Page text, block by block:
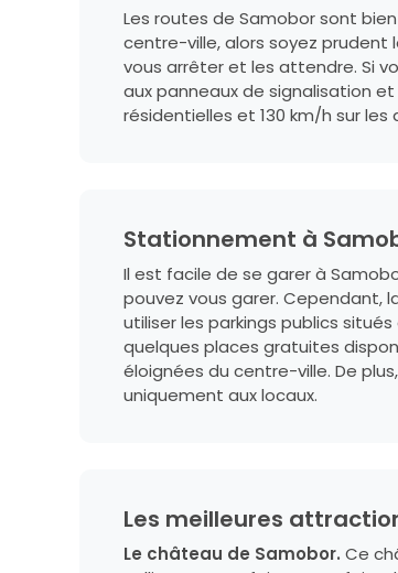
Les routes de Samobor sont
centre-ville, alors soyez prudent
vous arrêter et les attendre. Si
aux panneaux de signalisation
résidentielles et 130 km/h sur les
Stationnement à
Il est facile de se garer à
pouvez vous garer. Cependant,
utiliser les parkings publics
quelques places gratuites
éloignées du centre-ville. De
uniquement aux locaux.
Les meilleures
Le château de Samobor. Ce